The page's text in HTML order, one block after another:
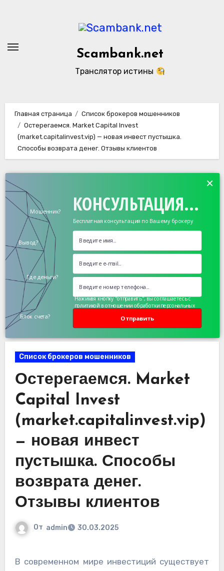
Scambank.net
Транслятор истины
Главная страница
Список брокеров мошенников
Остерегаемся. Market Capital Invest
(market.capitalinvest.vip) — новая инвест пустышка.
Способы возврата денег. Отзывы клиентов
КОНСУЛЬТАЦИЯ...
Бесплатная консультация по Вашему брокеру
Мошенник?
Вывод?
Где деньги?
Блок счета? Отправить
×
Нажимая кнопку "отправить", вы соглашаетесь с
политикой в отношении обработки персональных
Список брокеров мошенников
Остерегаемся. Market
Capital Invest
(market.capitalinvest.vip)
— новая инвест
пустышка. Способы
возврата денег.
Отзывы клиентов
От admin 30.03.2025
В современном мире инвестиций существует